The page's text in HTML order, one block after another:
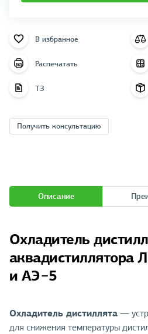
В избранное
Распечатать
ТЗ
Получить консультацию
Описание
Охладитель
аквадистиллятора
и АЭ−5
Охладитель дистиллята —
для снижения температуры